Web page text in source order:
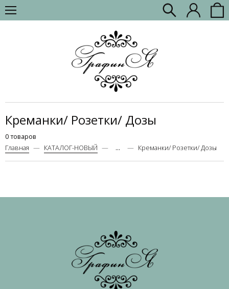
Креманки/ Розетки/ Дозы
0 товаров
Главная
КАТАЛОГ-НОВЫЙ ... Креманки/ Розетки/ Дозы